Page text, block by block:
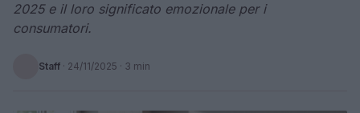
2025 e il loro significato emozionale per i
consumatori.
Staff · 24/11/2025 · 3 min